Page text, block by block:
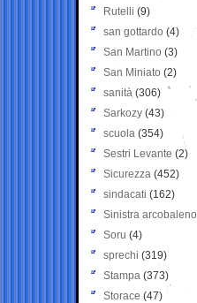
Rutelli (9)
san gottardo (4)
San Martino (3)
San Miniato (2)
sanità (306)
Sarkozy (43)
scuola (354)
Sestri Levante (2)
Sicurezza (452)
sindacati (162)
Sinistra arcobaleno
Soru (4)
sprechi (319)
Stampa (373)
Storace (47)